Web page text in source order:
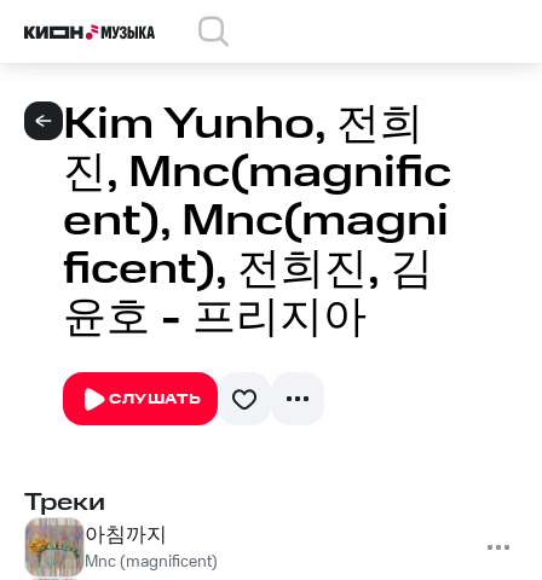
Kim Yunho, 전희
진, Mnc(magnific
ent), Mnc(magni
ficent), 전희진, 김
윤호 - 프리지아
СЛУШАТЬ
Треки
아침까지
Mnc (magnificent)